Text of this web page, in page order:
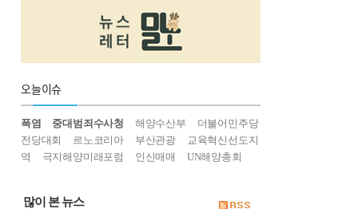
오늘이슈
폭염 중대범죄수사청 해양수산부
더불어민주당
전당대회
르노코리아 부산관광
교육혁신선도지
역
극지해양미래포럼 인신매매 UN해양총회
많이 본 뉴스